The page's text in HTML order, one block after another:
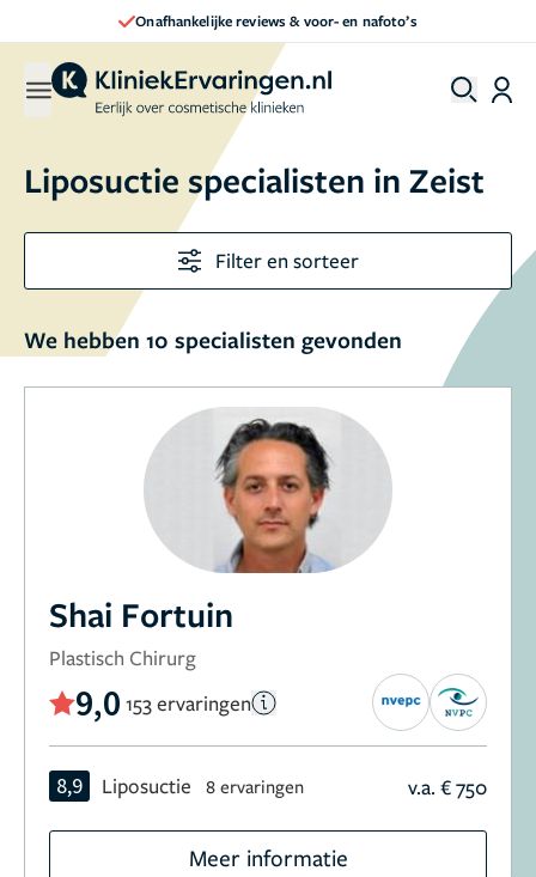
& voor- en nafoto’s
Liposuctie specialisten in Zeist
Filter en sorteer
We hebben 10 specialisten gevonden
Shai Fortuin
Plastisch Chirurg
9,0 153 ervaringen
8,9 Liposuctie 8 ervaringen v.a. € 750
Meer informatie